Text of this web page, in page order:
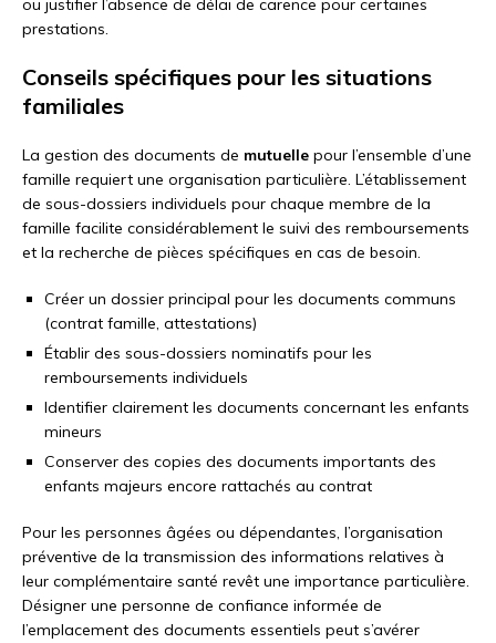
ou justifier l’absence de délai de carence pour certaines
prestations.
Conseils spécifiques pour les situations
familiales
La gestion des documents de mutuelle pour l’ensemble d’une
famille requiert une organisation particulière. L’établissement
de sous-dossiers individuels pour chaque membre de la
famille facilite considérablement le suivi des remboursements
et la recherche de pièces spécifiques en cas de besoin.
Créer un dossier principal pour les documents communs
(contrat famille, attestations)
Établir des sous-dossiers nominatifs pour les
remboursements individuels
Identifier clairement les documents concernant les enfants
mineurs
Conserver des copies des documents importants des
enfants majeurs encore rattachés au contrat
Pour les personnes âgées ou dépendantes, l’organisation
préventive de la transmission des informations relatives à
leur complémentaire santé revêt une importance particulière.
Désigner une personne de confiance informée de
l’emplacement des documents essentiels peut s’avérer